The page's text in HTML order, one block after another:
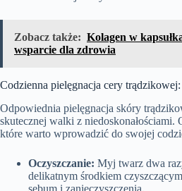
Zobacz także: Kolagen w
wsparcie dla zdrowia
Codzienna pielęgnacja cery
Odpowiednia pielęgnacja skóry
skutecznej walki z niedoskonałościami.
które warto wprowadzić do swojej
Oczyszczanie: Myj twarz dwa
delikatnym środkiem
sebum i zanieczyszczenia.